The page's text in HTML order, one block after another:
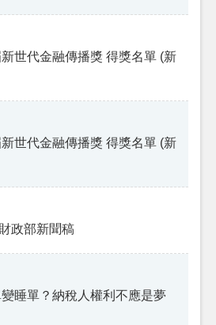
世代金融傳播獎 得獎名單 (新
世代金融傳播獎 得獎名單 (新
政部新聞稿
睡單？納稅人權利不應是夢